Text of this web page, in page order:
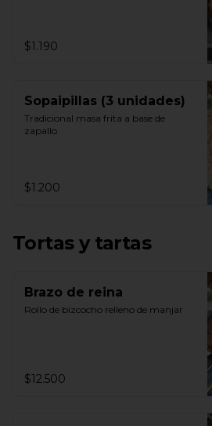
$1.190
Sopaipillas (3 unidades)
Tradicional masa frita a base de
zapallo
$1.200
Tortas y tartas
Brazo de reina
Rollo de bizcocho relleno de manjar
$12.500